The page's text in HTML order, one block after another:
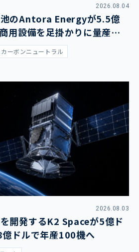
2026.08.04
池のAntora Energyが5.5億
用設備を足掛かりに量産拡
ーボンニュートラル
2026.08.03
開発するK2 Spaceが5億ド
ドルで年産100機へ